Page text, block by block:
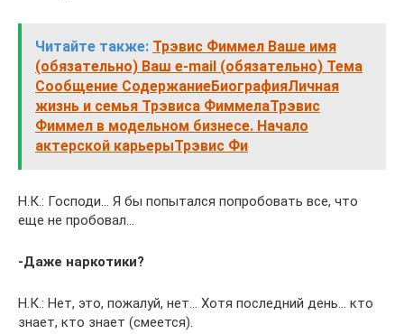
Читайте также: Трэвис Фиммел Ваше имя
(обязательно) Ваш e-mail (обязательно) Тема
Сообщение СодержаниеБиографияЛичная
жизнь и семья Трэвиса ФиммелаТрэвис
Фиммел в модельном бизнесе. Начало
актерской карьерыТрэвис Фи
Н.К.: Господи… Я бы попытался попробовать все, что
еще не пробовал…
-Даже наркотики?
Н.К.: Нет, это, пожалуй, нет… Хотя последний день… кто
знает, кто знает (смеется).